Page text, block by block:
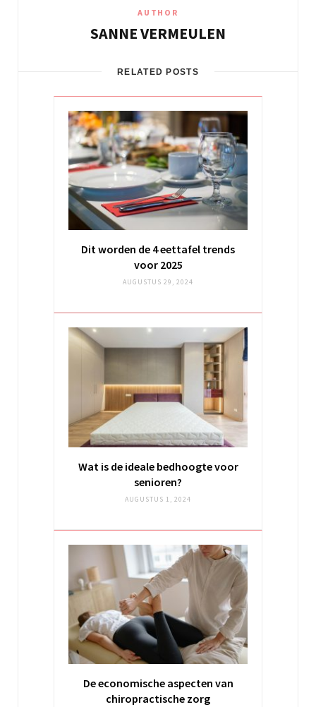
AUTHOR
SANNE VERMEULEN
RELATED POSTS
Dit worden de 4 eettafel trends
voor 2025
AUGUSTUS 29, 2024
Wat is de ideale bedhoogte voor
senioren?
AUGUSTUS 1, 2024
De economische aspecten van
chiropractische zorg